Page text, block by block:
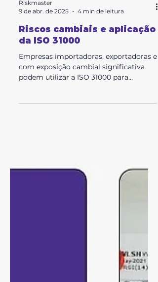
Riskmaster
9 de abr. de 2025
4 min de leitura
Riscos cambiais e aplicação
da ISO 31000
Empresas importadoras, exportadoras e
gestão de riscos corporativos . Ela
fornece diretrizes genéricas aplicáveis a